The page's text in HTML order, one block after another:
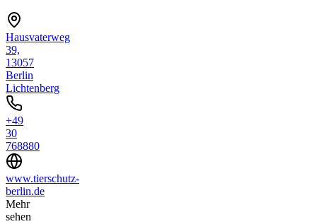
Hausvaterweg
39,
13057
Berlin
Lichtenberg
+49
30
768880
www.tierschutz-
berlin.de
Mehr
sehen